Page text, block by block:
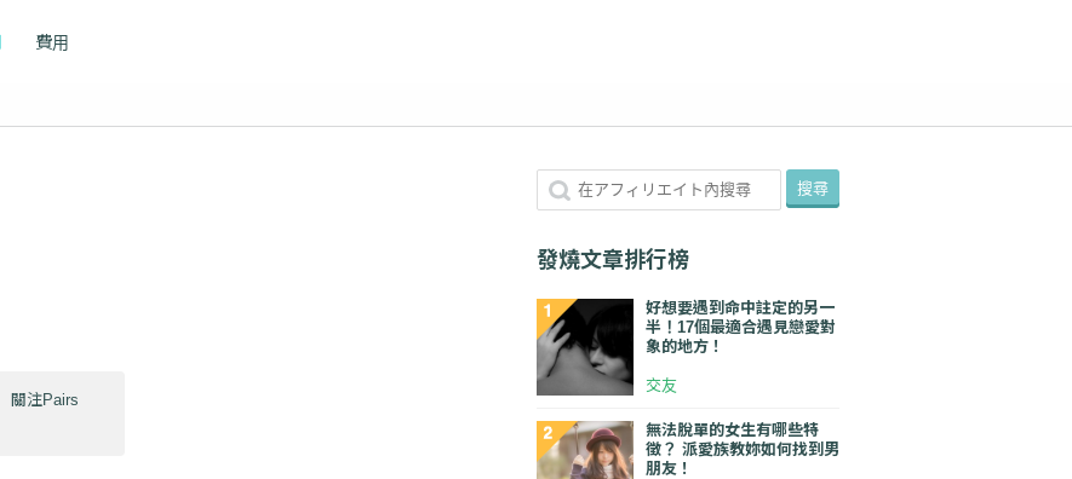
費用
關注Pairs
發燒文章排行榜
好想要遇到命中註定的另一
半！17個最適合遇見戀愛對
象的地方！
交友
無法脫單的女生有哪些特
徵？ 派愛族教妳如何找到男
朋友！